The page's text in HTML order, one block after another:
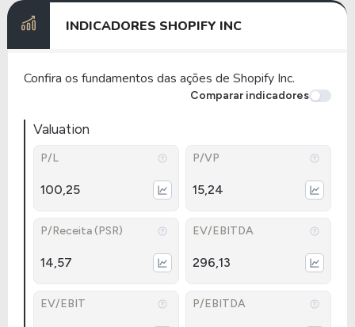
INDICADORES SHOPIFY INC
Confira os fundamentos das ações de Shopify Inc.
Comparar indicadores
Valuation
P/L
100,25
P/VP
15,24
P/Receita (PSR)
14,57
EV/EBITDA
296,13
EV/EBIT P/EBITDA